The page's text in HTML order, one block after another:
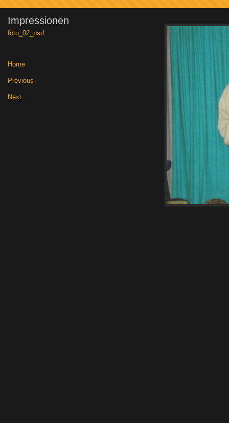
Impressionen
foto_02_psd
Home
Previous
Next